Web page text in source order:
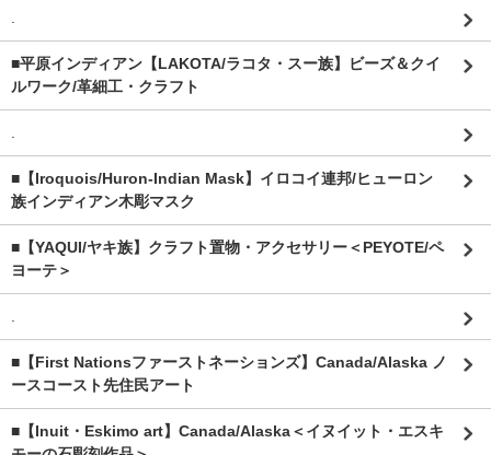
.
■平原インディアン【LAKOTA/ラコタ・スー族】ビーズ＆クイ
ルワーク/革細工・クラフト
.
■【Iroquois/Huron-Indian Mask】イロコイ連邦/ヒューロン
族インディアン木彫マスク
■【YAQUI/ヤキ族】クラフト置物・アクセサリー＜PEYOTE/ペ
ヨーテ＞
.
■【First Nationsファーストネーションズ】Canada/Alaska ノ
ースコースト先住民アート
■【Inuit・Eskimo art】Canada/Alaska＜イヌイット・エスキ